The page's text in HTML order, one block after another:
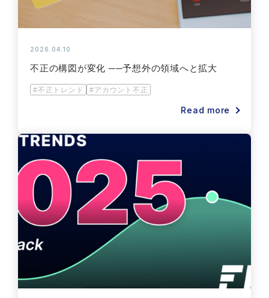
2026.04.10
不正の構図が変化 ──予想外の領域へと拡大
#不正トレンド #アカウント不正
Read more